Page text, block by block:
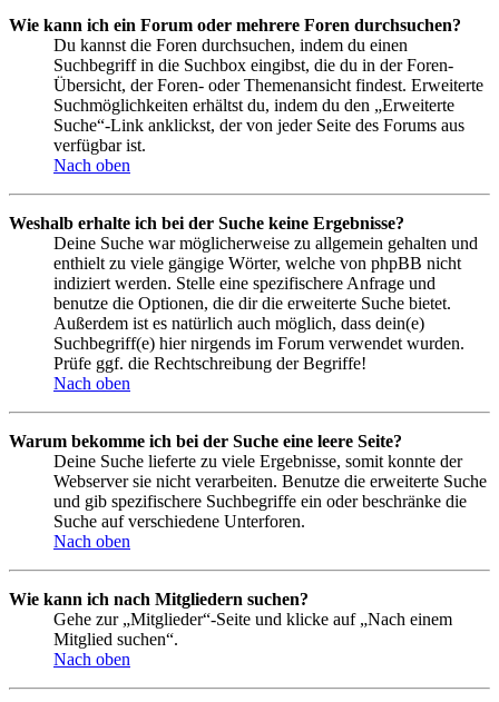
Wie kann ich ein Forum oder mehrere Foren durchsuchen?
Du kannst die Foren durchsuchen, indem du einen
Suchbegriff in die Suchbox eingibst, die du in der Foren-
Übersicht, der Foren- oder Themenansicht findest. Erweiterte
Suchmöglichkeiten erhältst du, indem du den „Erweiterte
Suche“-Link anklickst, der von jeder Seite des Forums aus
verfügbar ist.
Nach oben
Weshalb erhalte ich bei der Suche keine Ergebnisse?
Deine Suche war möglicherweise zu allgemein gehalten und
enthielt zu viele gängige Wörter, welche von phpBB nicht
indiziert werden. Stelle eine spezifischere Anfrage und
benutze die Optionen, die dir die erweiterte Suche bietet.
Außerdem ist es natürlich auch möglich, dass dein(e)
Suchbegriff(e) hier nirgends im Forum verwendet wurden.
Prüfe ggf. die Rechtschreibung der Begriffe!
Nach oben
Warum bekomme ich bei der Suche eine leere Seite?
Deine Suche lieferte zu viele Ergebnisse, somit konnte der
Webserver sie nicht verarbeiten. Benutze die erweiterte Suche
und gib spezifischere Suchbegriffe ein oder beschränke die
Suche auf verschiedene Unterforen.
Nach oben
Wie kann ich nach Mitgliedern suchen?
Gehe zur „Mitglieder“-Seite und klicke auf „Nach einem
Mitglied suchen“.
Nach oben